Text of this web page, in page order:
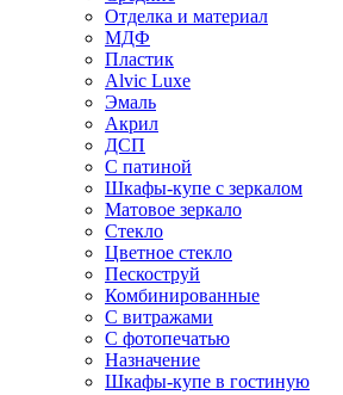
Отделка и материал
МДФ
Пластик
Alvic Luxe
Эмаль
Акрил
ДСП
С патиной
Шкафы-купе с зеркалом
Матовое зеркало
Стекло
Цветное стекло
Пескоструй
Комбинированные
С витражами
С фотопечатью
Назначение
Шкафы-купе в гостиную